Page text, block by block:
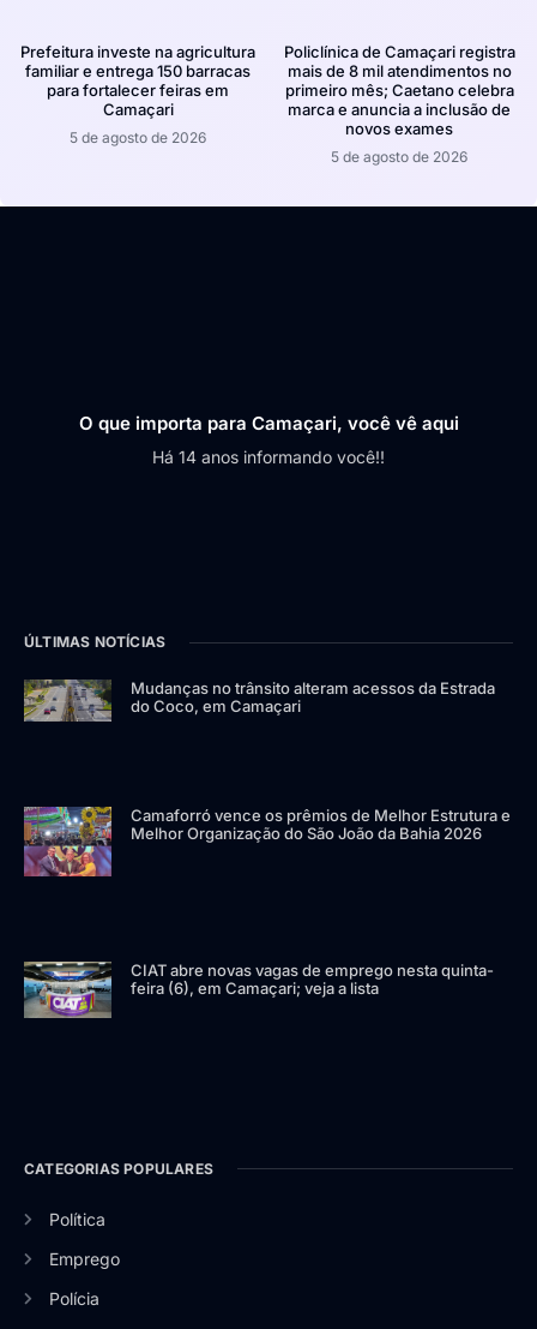
Prefeitura investe na agricultura
familiar e entrega 150 barracas
para fortalecer feiras em
Camaçari
5 de agosto de 2026
Policlínica de Camaçari registra
mais de 8 mil atendimentos no
primeiro mês; Caetano celebra
marca e anuncia a inclusão de
novos exames
5 de agosto de 2026
O que importa para Camaçari, você vê aqui
Há 14 anos informando você!!
ÚLTIMAS NOTÍCIAS
Mudanças no trânsito alteram acessos da Estrada
do Coco, em Camaçari
Camaforró vence os prêmios de Melhor Estrutura e
Melhor Organização do São João da Bahia 2026
CIAT abre novas vagas de emprego nesta quinta-
feira (6), em Camaçari; veja a lista
CATEGORIAS POPULARES
Política
Emprego
Polícia